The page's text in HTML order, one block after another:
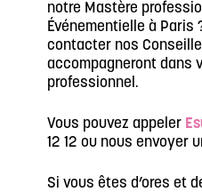
notre Mastère
Événementielle à Paris
contacter nos
accompagneront dans
professionnel.
Vous pouvez appeler
12 12 ou nous envoyer
Si vous êtes d’ores et